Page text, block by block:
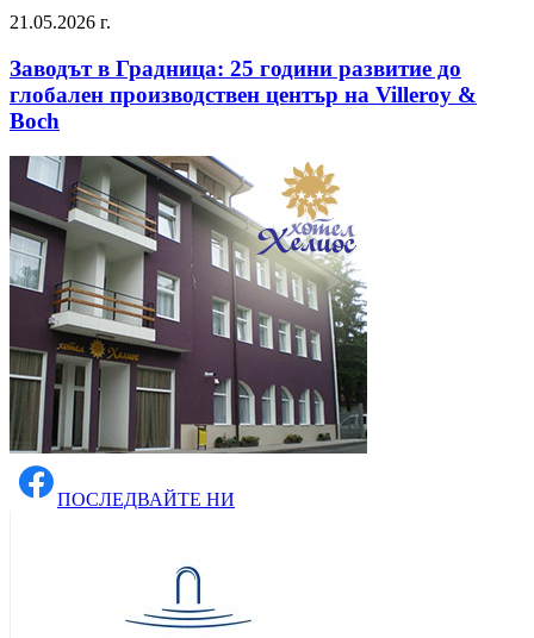
21.05.2026 г.
Заводът в Градница: 25 години развитие до
глобален производствен център на Villeroy &
Boch
ПОСЛЕДВАЙТЕ НИ